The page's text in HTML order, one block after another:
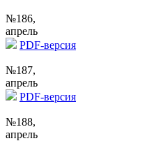
№186,
апрель
PDF-версия
№187,
апрель
PDF-версия
№188,
апрель